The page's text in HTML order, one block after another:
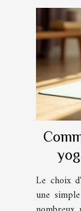
Le choix
une